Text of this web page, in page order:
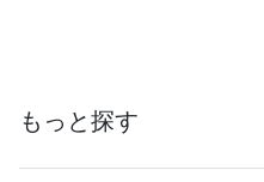
もっと探す